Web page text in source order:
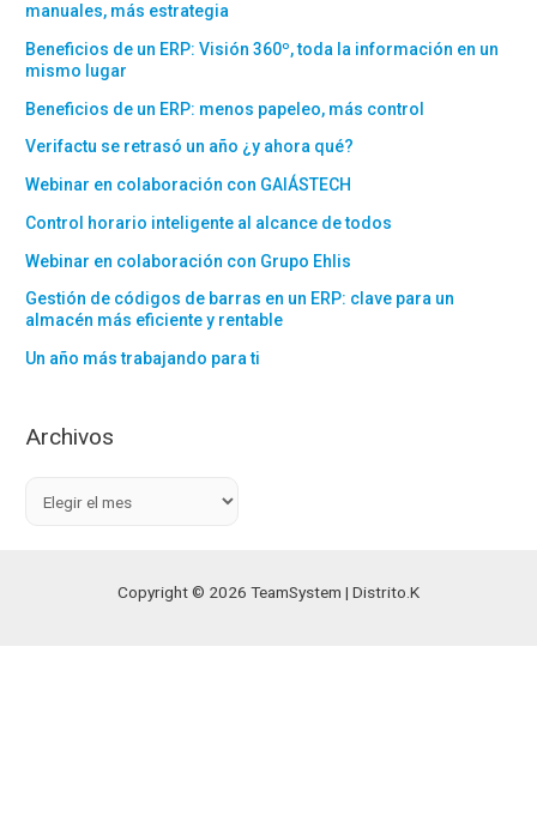
manuales, más estrategia
Beneficios de un ERP: Visión 360º, toda la información en un
mismo lugar
Beneficios de un ERP: menos papeleo, más control
Verifactu se retrasó un año ¿y ahora qué?
Webinar en colaboración con GAIÁSTECH
Control horario inteligente al alcance de todos
Webinar en colaboración con Grupo Ehlis
Gestión de códigos de barras en un ERP: clave para un
almacén más eficiente y rentable
Un año más trabajando para ti
Archivos
Copyright © 2026 TeamSystem | Distrito.K